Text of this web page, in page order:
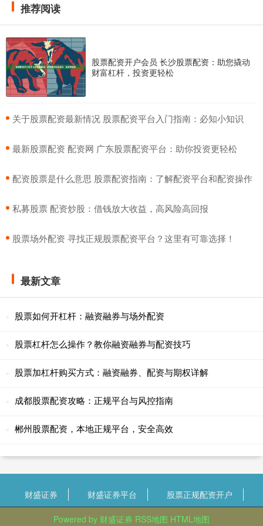
推荐阅读
股票配资开户会员 长沙股票配资：助您撬动
财富杠杆，投资更轻松
​关于股票配资最新情况 股票配资平台入门指南：必知小知识
​最新股票配资 配资网 广东股票配资平台：助你投资更轻松
​配资股票是什么意思 股票配资指南：了解配资平台和配资操作
​私募股票 配资炒股：借钱放大收益，高风险高回报
​股票场外配资 寻找正规股票配资平台？这里有可靠选择！
最新文章
股票如何开杠杆：融资融券与场外配资
股票杠杆怎么操作？教你融资融券与配资技巧
股票加杠杆购买方式：融资融券、配资与期权详解
成都股票配资攻略：正规平台与风控指南
郴州股票配资，本地正规平台，安全高效
财盛证券 财盛证券平台 股票正规配资开户
Powered by 财盛证券 RSS地图 HTML地图